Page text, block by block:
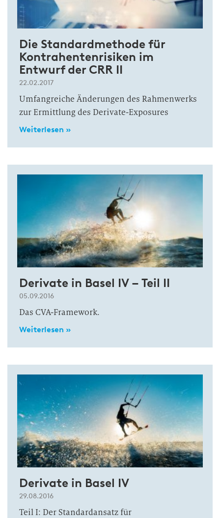
Die Standardmethode für
Kontrahentenrisiken im
Entwurf der CRR II
22.02.2017
Umfangreiche Änderungen des Rahmenwerks
zur Ermittlung des Derivate-Exposures
Weiterlesen »
Derivate in Basel IV – Teil II
05.09.2016
Das CVA-Framework.
Weiterlesen »
Derivate in Basel IV
29.08.2016
Teil I: Der Standardansatz für